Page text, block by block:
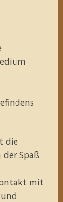
die
Spaß
mit